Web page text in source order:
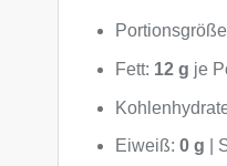
Fett: 12 g je
Eiweiß: 0 g |